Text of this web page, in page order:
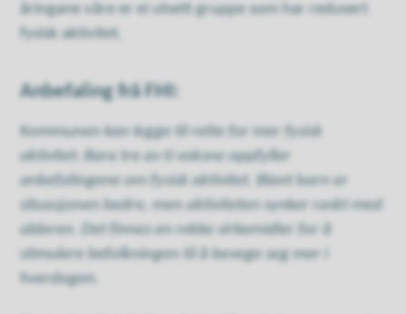
åringane våre er ei utsett gruppe som har redusert
fysisk aktivitet.
Anbefaling frå FHI:
Kommunen kan legge til rette for mer fysisk
aktivitet: Bare tre av ti voksne oppfyller
anbefalingene om fysisk aktivitet. Blant barn er
situasjonen bedre, men aktiviteten synker raskt med
alderen. Det finnes en rekke virkemidler for å
stimulere befolkningen til å bevege seg mer i
hverdagen.